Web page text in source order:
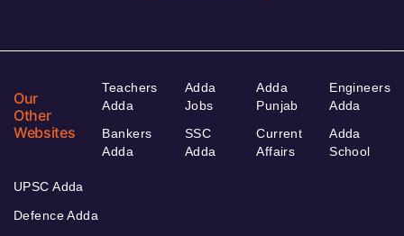
Our
Other
Websites
Teachers
Adda
Bankers
Adda
Adda
Jobs
SSC
Adda
Adda
Punjab
Current
Affairs
Engineers
Adda
Adda
School
UPSC Adda
Defence Adda